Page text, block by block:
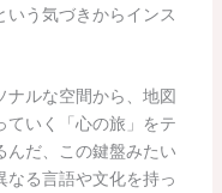
う気づきからインス
ナルな空間から、地図
ていく「心の旅」をテ
んだ、この鍵盤みたい
る言語や文化を持っ